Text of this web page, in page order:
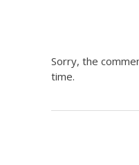
Sorry, the
time.